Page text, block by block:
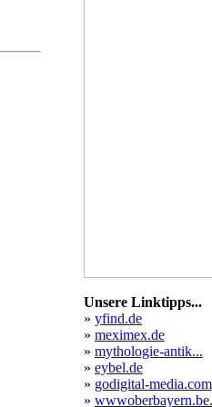
Unsere Linktipps...
» yfind.de
» meximex.de
» mythologie-antik...
» eybel.de
» godigital-media.com
»